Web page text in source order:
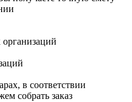
в соответствии
собрать заказ